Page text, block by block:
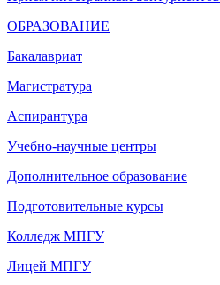
ОБРАЗОВАНИЕ
Бакалавриат
Магистратура
Аспирантура
Учебно-научные центры
Дополнительное образование
Подготовительные курсы
Колледж МПГУ
Лицей МПГУ